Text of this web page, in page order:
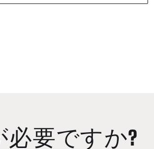
必要ですか?